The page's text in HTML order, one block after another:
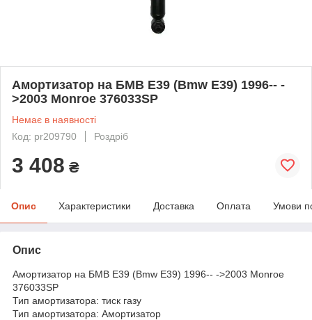
Амортизатор на БМВ Е39 (Bmw E39) 1996-- -
>2003 Monroe 376033SP
Немає в наявності
Код: pr209790
Роздріб
3 408 ₴
Опис Характеристики Доставка Оплата Умови
Опис
Амортизатор на БМВ Е39 (Bmw E39) 1996-- ->2003 Monroe
376033SP
Тип амортизатора: тиск газу
Тип амортизатора: Амортизатор